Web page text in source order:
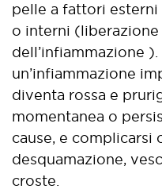
pelle a fattori
o interni
dell’infiammazione
un’infiammazione
diventa rossa e
momentanea o
cause, e complicarsi
desquamazione,
croste.